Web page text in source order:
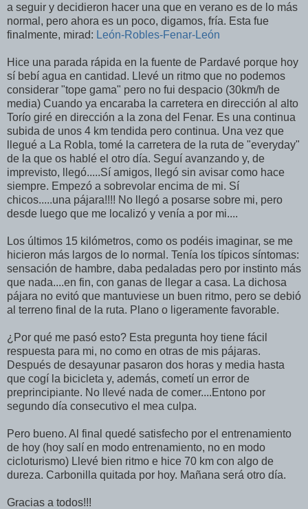
a seguir y decidieron hacer una que en verano es de lo más
normal, pero ahora es un poco, digamos, fría. Esta fue
finalmente, mirad: León-Robles-Fenar-León
Hice una parada rápida en la fuente de Pardavé porque hoy
sí bebí agua en cantidad. Llevé un ritmo que no podemos
considerar "tope gama" pero no fui despacio (30km/h de
media) Cuando ya encaraba la carretera en dirección al alto
Torío giré en dirección a la zona del Fenar. Es una continua
subida de unos 4 km tendida pero continua. Una vez que
llegué a La Robla, tomé la carretera de la ruta de "everyday"
de la que os hablé el otro día. Seguí avanzando y, de
imprevisto, llegó.....Sí amigos, llegó sin avisar como hace
siempre. Empezó a sobrevolar encima de mi. Sí
chicos.....una pájara!!!! No llegó a posarse sobre mi, pero
desde luego que me localizó y venía a por mi....
Los últimos 15 kilómetros, como os podéis imaginar, se me
hicieron más largos de lo normal. Tenía los típicos síntomas:
sensación de hambre, daba pedaladas pero por instinto más
que nada....en fin, con ganas de llegar a casa. La dichosa
pájara no evitó que mantuviese un buen ritmo, pero se debió
al terreno final de la ruta. Plano o ligeramente favorable.
¿Por qué me pasó esto? Esta pregunta hoy tiene fácil
respuesta para mi, no como en otras de mis pájaras.
Después de desayunar pasaron dos horas y media hasta
que cogí la bicicleta y, además, cometí un error de
preprincipiante. No llevé nada de comer....Entono por
segundo día consecutivo el mea culpa.
Pero bueno. Al final quedé satisfecho por el entrenamiento
de hoy (hoy salí en modo entrenamiento, no en modo
cicloturismo) Llevé bien ritmo e hice 70 km con algo de
dureza. Carbonilla quitada por hoy. Mañana será otro día.
Gracias a todos!!!